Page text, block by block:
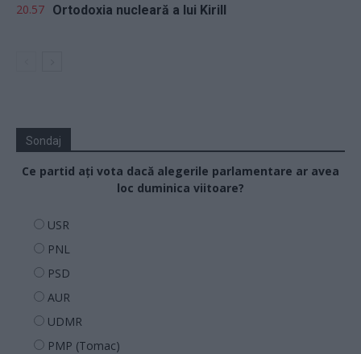
20.57 Ortodoxia nucleară a lui Kirill
Sondaj
Ce partid ați vota dacă alegerile parlamentare ar avea
loc duminica viitoare?
USR
PNL
PSD
AUR
UDMR
PMP (Tomac)